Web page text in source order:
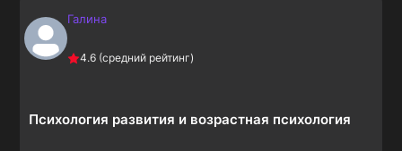
150₽Галина
4.6 (средний рейтинг)
Психология развития и возрастная психология